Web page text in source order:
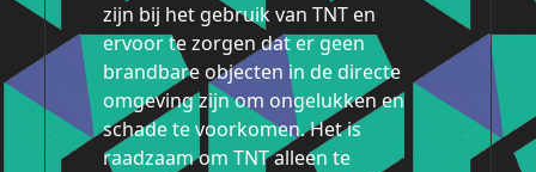
zijn bij het gebruik van TNT en
ervoor te zorgen dat er geen
brandbare objecten in de directe
omgeving zijn om ongelukken en
schade te voorkomen. Het is
raadzaam om TNT alleen te